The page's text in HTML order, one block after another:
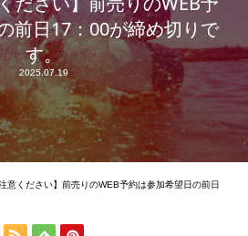
前日17：00が締め切りで
す。
2025.07.19
意ください】前売りのWEB予約は参加希望日の前日